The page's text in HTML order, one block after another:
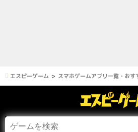
エスピーゲーム スマホゲームアプリ一覧・お